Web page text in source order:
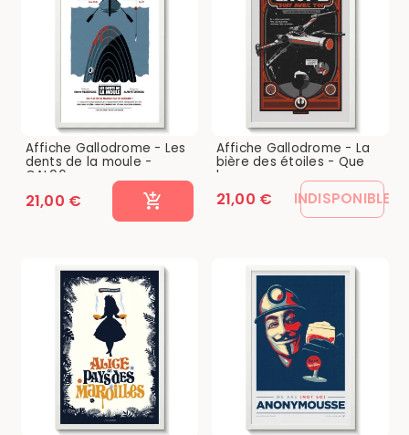
Affiche Gallodrome - Les
dents de la moule -
GAL06
21,00 €
Affiche Gallodrome - La
bière des étoiles - Que
la...
21,00 € INDISPONIBLE